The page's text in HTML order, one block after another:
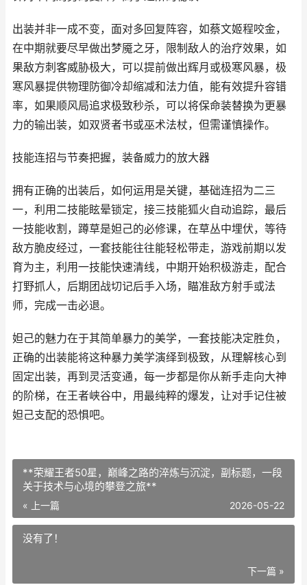
出装并非一成不变，面对多回复阵容，如蔡文姬程咬金，
在中期就要尽早做出梦魇之牙，限制敌人的治疗效果，如
果敌方刺客威胁极大，可以提前做出辉月或极寒风暴，极
寒风暴提供物理防御冷却缩减和法力值，能有效提升容错
率，如果顺风局追求极致秒杀，可以将保命装替换为更暴
力的输出装，如双贤者书或巫术法杖，但需谨慎操作。
技能连招与节奏把握，装备威力的放大器
拥有正确的出装后，如何运用是关键，基础连招为二三
一，利用二技能眩晕锁定，接三技能狐火自动追踪，最后
一技能收割，蹲草是妲己的必修课，在草丛中埋伏，等待
敌方脆皮经过，一套技能往往能轻松带走，游戏前期以发
育为主，利用一技能快速清线，中期开始积极游走，配合
打野抓人，后期团战切记后手入场，瞄准敌方射手或法
师，完成一击必退。
妲己的魅力在于其简单暴力的美学，一套技能决定胜负，
正确的出装能将这种暴力美学演绎到极致，从理解核心到
固定出装，再到灵活变通，每一步都是你从新手走向大神
的阶梯，在王者峡谷中，用最纯粹的爆发，让对手记住被
妲己支配的恐惧吧。
**荣耀王者50星，巅峰之路的淬炼与沉淀，副标题，一段
关于技术与心境的攀登之旅**
« 上一篇 2026-05-22
没有了！
下一篇 »